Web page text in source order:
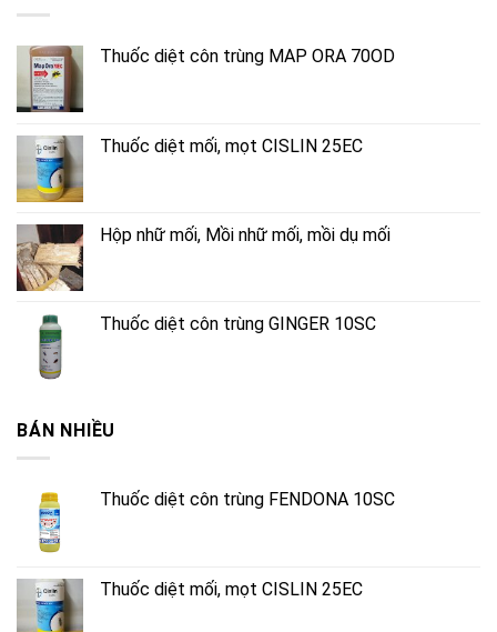
Thuốc diệt côn trùng MAP ORA 70OD
Thuốc diệt mối, mọt CISLIN 25EC
Hộp nhữ mối, Mồi nhữ mối, mồi dụ mối
Thuốc diệt côn trùng GINGER 10SC
BÁN NHIỀU
Thuốc diệt côn trùng FENDONA 10SC
Thuốc diệt mối, mọt CISLIN 25EC